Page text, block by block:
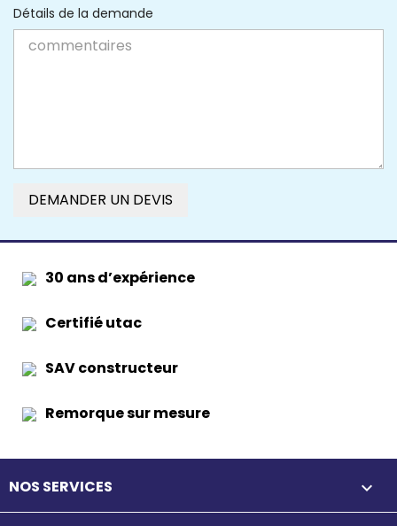
Détails de la demande
DEMANDER UN DEVIS
30 ans d’expérience
Certifié utac
SAV constructeur
Remorque sur mesure
NOS SERVICES 